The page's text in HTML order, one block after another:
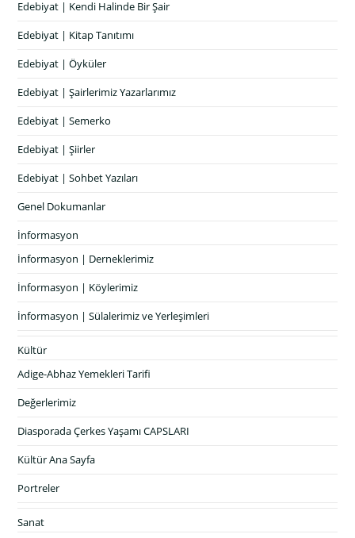
Edebiyat | Kendi Halinde Bir Şair
Edebiyat | Kitap Tanıtımı
Edebiyat | Öyküler
Edebiyat | Şairlerimiz Yazarlarımız
Edebiyat | Semerko
Edebiyat | Şiirler
Edebiyat | Sohbet Yazıları
Genel Dokumanlar
İnformasyon
İnformasyon | Derneklerimiz
İnformasyon | Köylerimiz
İnformasyon | Sülalerimiz ve Yerleşimleri
Kültür
Adige-Abhaz Yemekleri Tarifi
Değerlerimiz
Diasporada Çerkes Yaşamı CAPSLARI
Kültür Ana Sayfa
Portreler
Sanat